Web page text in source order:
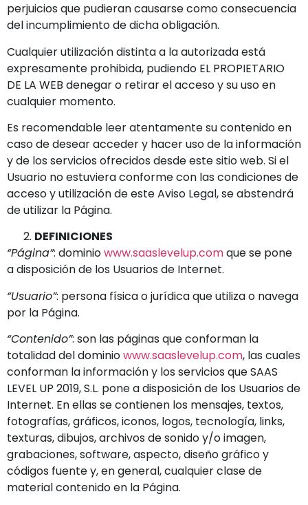
perjuicios que pudieran causarse como consecuencia
del incumplimiento de dicha obligación.
Cualquier utilización distinta a la autorizada está
expresamente prohibida, pudiendo EL PROPIETARIO
DE LA WEB denegar o retirar el acceso y su uso en
cualquier momento.
Es recomendable leer atentamente su contenido en
caso de desear acceder y hacer uso de la información
y de los servicios ofrecidos desde este sitio web. Si el
Usuario no estuviera conforme con las condiciones de
acceso y utilización de este Aviso Legal, se abstendrá
de utilizar la Página.
DEFINICIONES
“Página”: dominiowww.saaslevelup.comque se pone
a disposición de los Usuarios de Internet.
“Usuario”: persona física o jurídica que utiliza o navega
por la Página.
“Contenido”: son las páginas que conforman la
totalidad del dominiowww.saaslevelup.com, las cuales
conforman la información y los servicios que SAAS
LEVEL UP 2019, S.L. pone a disposición de los Usuarios de
Internet. En ellas se contienen los mensajes, textos,
fotografías, gráficos, iconos, logos, tecnología, links,
texturas, dibujos, archivos de sonido y/o imagen,
grabaciones, software, aspecto, diseño gráfico y
códigos fuente y, en general, cualquier clase de
material contenido en la Página.